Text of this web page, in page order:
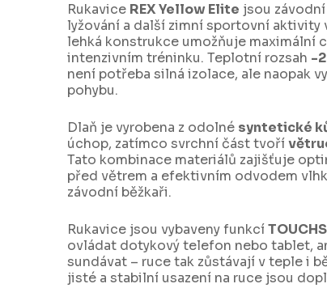
Rukavice REX Yellow Elite jsou
lyžování a další zimní sportovní
lehká konstrukce umožňuje maximální
intenzivním tréninku. Teplotní rozsah -2
není potřeba silná izolace, ale naopak
pohybu.
Dlaň je vyrobena z odolné syntetické
úchop, zatímco svrchní část tvoří
Tato kombinace materiálů zajišťuje
před větrem a efektivním odvodem
závodní běžkaři.
Rukavice jsou vybaveny funkcí
ovládat dotykový telefon nebo tablet,
sundávat – ruce tak zůstávají v teple i
jisté a stabilní usazení na ruce jsou